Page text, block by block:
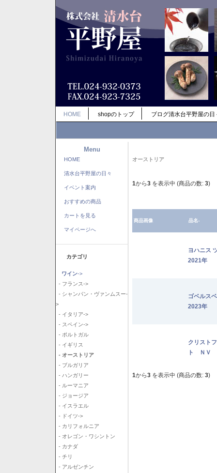
HOME shopのトップ ブログ清水台平野屋の日
Menu
HOME
清水台平野屋の日々
イベント案内
おすすめの商品
カートを見る
マイページへ
カテゴリ
ワイン->
- フランス->
- シャンパン・ヴァンムスー-
>
- イタリア->
- スペイン->
- ポルトガル
- イギリス
- オーストリア
- ブルガリア
- ハンガリー
- ルーマニア
- ジョージア
- イスラエル
- ドイツ->
- カリフォルニア
- オレゴン・ワシントン
- カナダ
- チリ
- アルゼンチン
オーストリア
1から3 を表示中 (商品の数: 3)
商品画像 品名-
ヨハニス
2021年
ゴベルス
2023年
クリスト
ト ＮＶ
1から3 を表示中 (商品の数: 3)